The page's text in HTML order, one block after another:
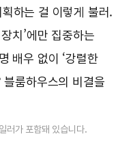
하는 걸 이렇게 불러.
치’에만 집중하는
배우 없이 ‘강렬한
블룸하우스의 비결을
러가 포함돼 있습니다.